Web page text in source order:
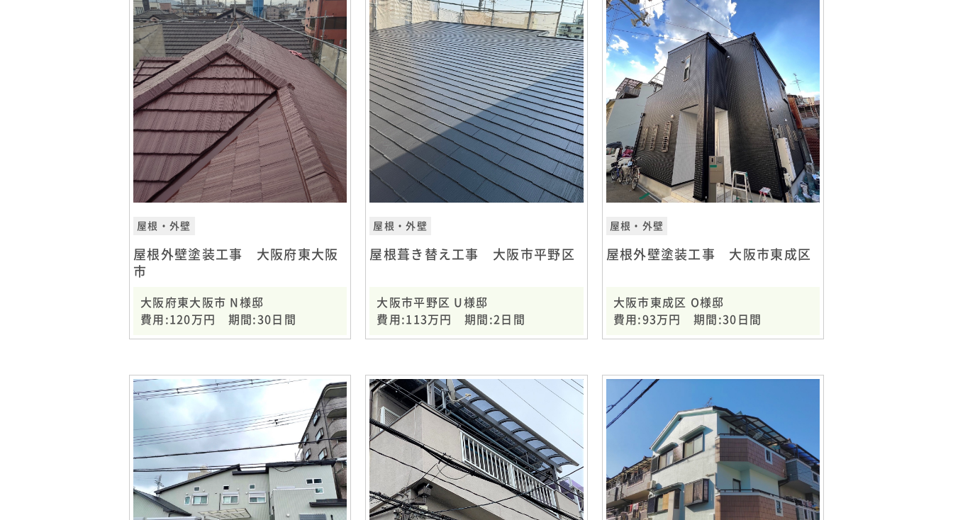
屋根・外壁
屋根外壁塗装工事 大阪府東大阪
市
大阪府東大阪市 N様邸
費用:120万円 期間:30日間
屋根・外壁
屋根葺き替え工事 大阪市平野区
大阪市平野区 U様邸
費用:113万円 期間:2日間
屋根・外壁
屋根外壁塗装工事 大阪市東成区
大阪市東成区 O様邸
費用:93万円 期間:30日間